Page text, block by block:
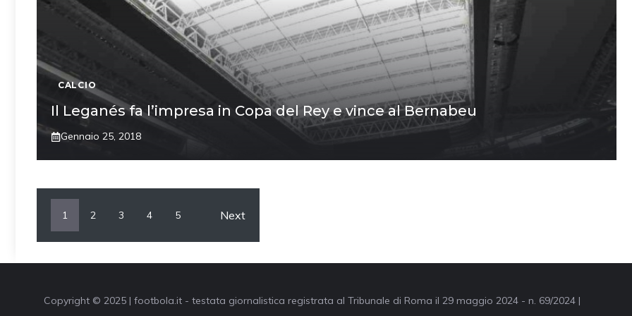
CALCIO
Il Leganés fa l’impresa in Copa del Rey e vince al Bernabeu
Gennaio 25, 2018
1 2 3 4 5 Next
Copyright © 2025 | footbola.it - testata giornalistica registrata al Tribunale di Roma il 29 maggio 2024 - n. 69/2024 |